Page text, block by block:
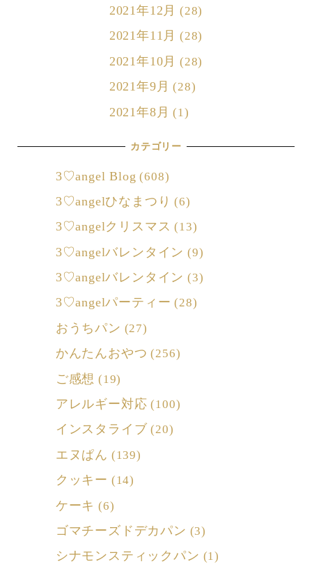
2021年12月 (28)
2021年11月 (28)
2021年10月 (28)
2021年9月 (28)
2021年8月 (1)
カテゴリー
3♡angel Blog (608)
3♡angelひなまつり (6)
3♡angelクリスマス (13)
3♡angelバレンタイン (9)
3♡angelバレンタイン (3)
3♡angelパーティー (28)
おうちパン (27)
かんたんおやつ (256)
ご感想 (19)
アレルギー対応 (100)
インスタライブ (20)
エヌぱん (139)
クッキー (14)
ケーキ (6)
ゴマチーズドデカパン (3)
シナモンスティックパン (1)